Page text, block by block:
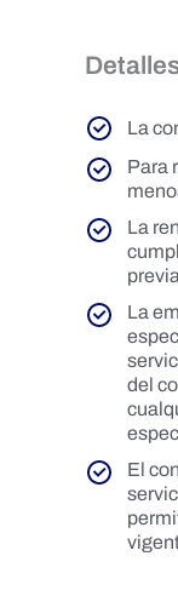
La
Para
La
La
del
El